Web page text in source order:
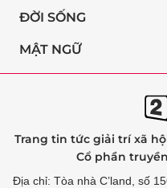
ĐỜI SỐNG
MẬT NGỮ
Trang tin tức giải trí xã
Cổ phần
Địa chỉ: Tòa nhà C’land, số